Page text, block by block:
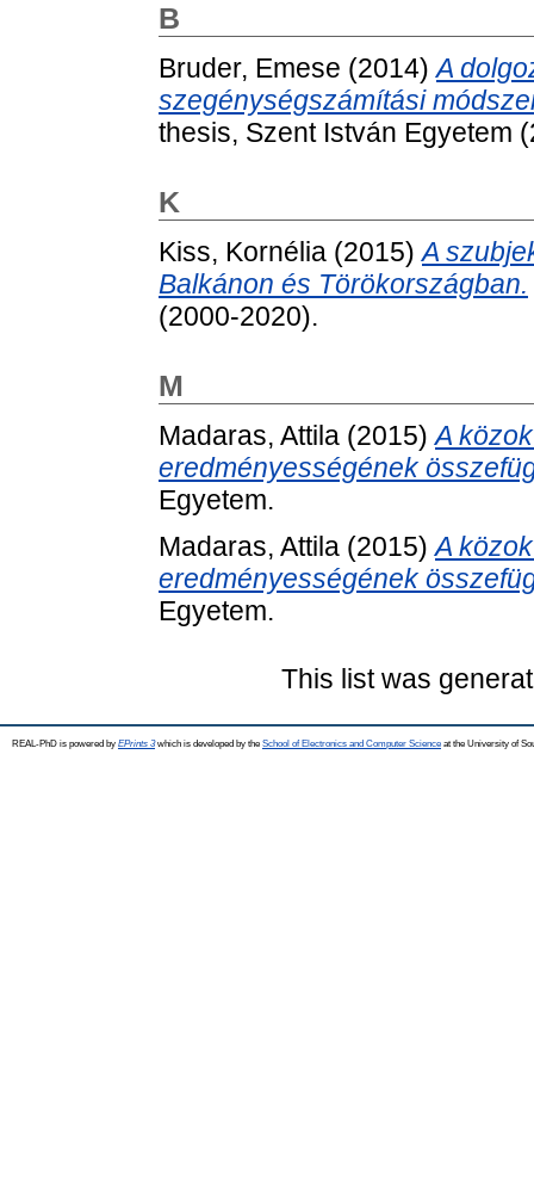
B
Bruder, Emese (2014)A
szegénységszámítási
thesis, Szent István Egyetem
K
Kiss, Kornélia (2015)A
Balkánon és Törökországban.
(2000-2020).
M
Madaras, Attila (2015)A
eredményességének
Egyetem.
Madaras, Attila (2015)A
eredményességének
Egyetem.
This list was
REAL-PhD is powered by EPrints 3which is developed by the School of Electronics and Computer Science at the University of